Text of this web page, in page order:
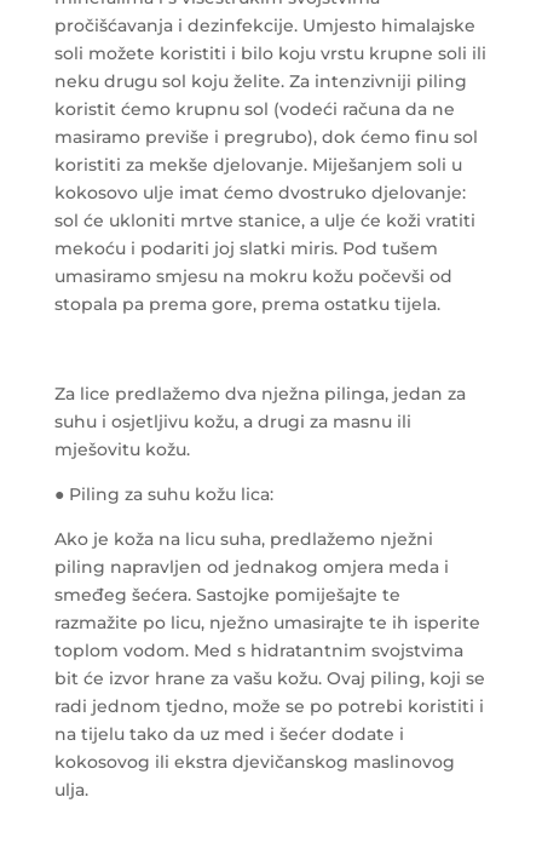
pročišćavanja i dezinfekcije. Umjesto himalajske
soli možete koristiti i bilo koju vrstu krupne soli ili
neku drugu sol koju želite. Za intenzivniji piling
koristit ćemo krupnu sol (vodeći računa da ne
masiramo previše i pregrubo), dok ćemo finu sol
koristiti za mekše djelovanje. Miješanjem soli u
kokosovo ulje imat ćemo dvostruko djelovanje:
sol će ukloniti mrtve stanice, a ulje će koži vratiti
mekoću i podariti joj slatki miris. Pod tušem
umasiramo smjesu na mokru kožu počevši od
stopala pa prema gore, prema ostatku tijela.
Za lice predlažemo dva nježna pilinga, jedan za
suhu i osjetljivu kožu, a drugi za masnu ili
mješovitu kožu.
● Piling za suhu kožu lica:
Ako je koža na licu suha, predlažemo nježni
piling napravljen od jednakog omjera meda i
smeđeg šećera. Sastojke pomiješajte te
razmažite po licu, nježno umasirajte te ih isperite
toplom vodom. Med s hidratantnim svojstvima
bit će izvor hrane za vašu kožu. Ovaj piling, koji se
radi jednom tjedno, može se po potrebi koristiti i
na tijelu tako da uz med i šećer dodate i
kokosovog ili ekstra djevičanskog maslinovog
ulja.